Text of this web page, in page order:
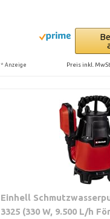
* Anzeige Preis inkl.
Einhell
3325 (330 W, 9.500 L/h